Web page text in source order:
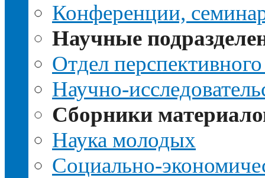
Конференции,
Научные
Отдел
Научно-
Сборники
Наука молодых
Социально-